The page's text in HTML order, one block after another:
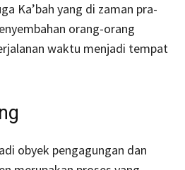
Ka’bah yang di zaman pra-
orang-orang
waktu menjadi tempat
obyek pengagungan dan